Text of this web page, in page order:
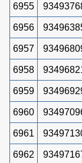
6955
6956
6957
6958
6959
6960
6961
6962